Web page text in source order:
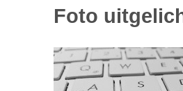
Foto